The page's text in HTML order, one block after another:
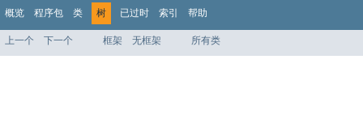
概览 程序包 类 树 已过时 索引 帮助
上一个 下一个 框架 无框架 所有类